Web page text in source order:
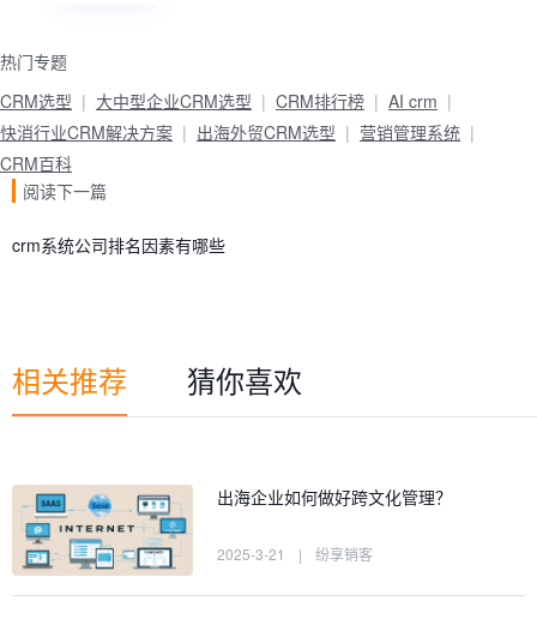
热门专题
CRM选型
大中型企业CRM选型 CRM排行榜
AI crm
快消行业CRM解决方案
出海外贸CRM选型
营销管理系统
CRM百科
阅读下一篇
crm系统公司排名因素有哪些
相关推荐 猜你喜欢
出海企业如何做好跨文化管理？
2025-3-21 | 纷享销客